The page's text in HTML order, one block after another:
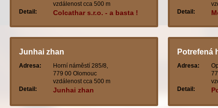
vzdálenost cca 500 m
Detail:
Colcathar s.r.o. - a basta !
Detail:
Junhai zhan
Adresa:
Horní náměstí 285/8,
779 00 Olomouc
vzdálenost cca 500 m
Detail:
Junhai zhan
Potrefená
Adresa:
Detail: